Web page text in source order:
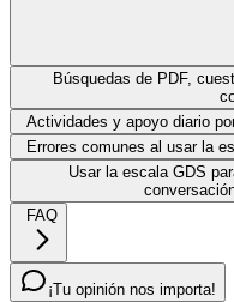
Búsquedas de PDF,
Actividades y apoyo diario
Errores comunes al usar la
Usar la escala GDS
FAQ
¡Tu opinión nos importa!